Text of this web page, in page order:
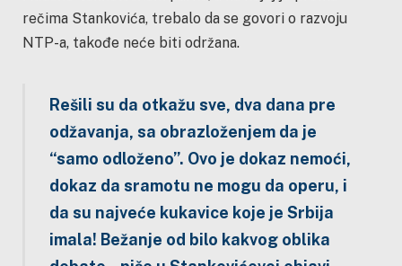
rečima Stankovića, trebalo da se govori o razvoju
NTP-a, takođe neće biti održana.
Rešili su da otkažu sve, dva dana pre
odžavanja, sa obrazloženjem da je
“samo odloženo”. Ovo je dokaz nemoći,
dokaz da sramotu ne mogu da operu, i
da su najveće kukavice koje je Srbija
imala! Bežanje od bilo kakvog oblika